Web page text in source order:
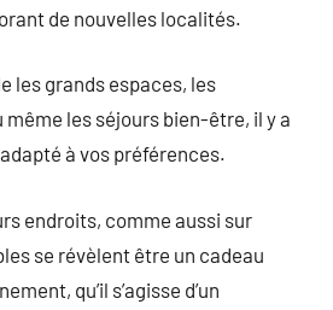
de nouvelles localités.
les grands espaces, les
les séjours bien-être, il y a
à vos préférences.
endroits, comme aussi sur
se révèlent être un cadeau
qu’il s’agisse d’un